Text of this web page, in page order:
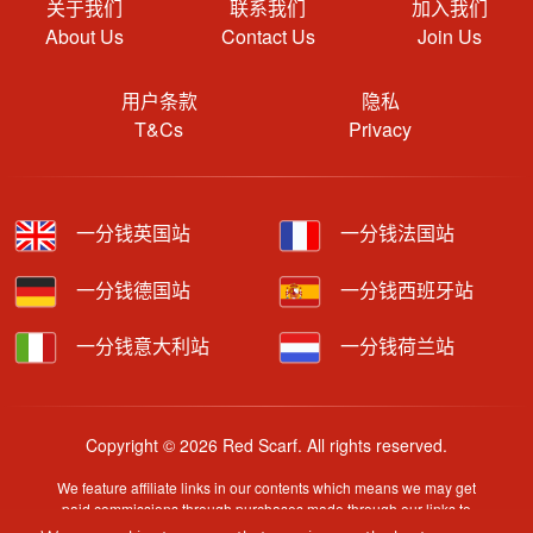
关于我们
About Us
联系我们
Contact Us
加入我们
Join Us
用户条款
T&Cs
隐私
Privacy
一分钱英国站 一分钱法国站
一分钱德国站 一分钱西班牙站
一分钱意大利站 一分钱荷兰站
Copyright © 2026 Red Scarf. All rights reserved.
We feature affiliate links in our contents which means we may get
paid commissions through purchases made through our links to